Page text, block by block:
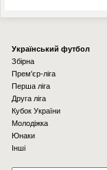
Українcький футбол
Збірна
Прем'єр-ліга
Перша ліга
Друга ліга
Кубок України
Молодіжка
Юнаки
Інші